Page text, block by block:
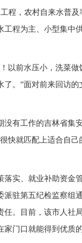
程，农村自来水普
工程为主、小型集中
以前水压小，洗菜
。”面对前来回访
没有工作的吉林省集
快就匹配上适合自
实、就业补助资金
驻第五纪检监察组
。目前，该市人社
门口就能得到优质